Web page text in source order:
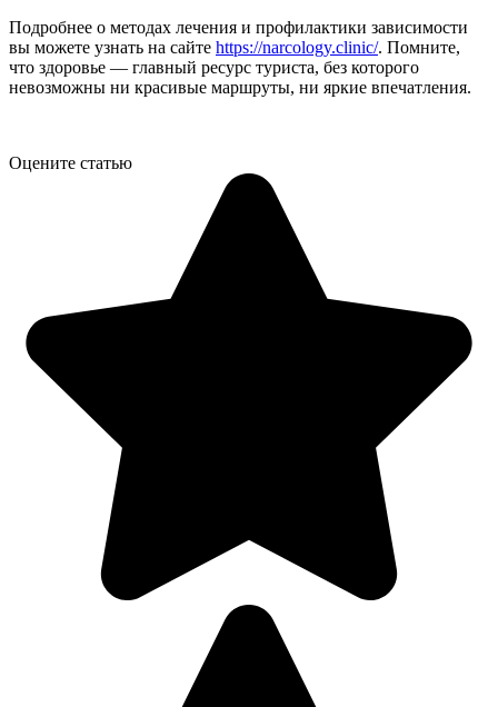
Подробнее о методах лечения и профилактики зависимости
вы можете узнать на сайте https://narcology.clinic/. Помните,
что здоровье — главный ресурс туриста, без которого
невозможны ни красивые маршруты, ни яркие впечатления.
Оцените статью